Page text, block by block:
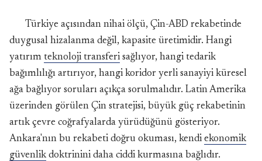
Türkiye açısından nihai ölçü, Çin-ABD rekabetinde
duygusal hizalanma değil, kapasite üretimidir. Hangi
yatırım teknoloji transferi sağlıyor, hangi tedarik
bağımlılığı artırıyor, hangi koridor yerli sanayiyi küresel
ağa bağlıyor soruları açıkça sorulmalıdır. Latin Amerika
üzerinden görülen Çin stratejisi, büyük güç rekabetinin
artık çevre coğrafyalarda yürüdüğünü gösteriyor.
Ankara'nın bu rekabeti doğru okuması, kendi ekonomik
güvenlikdoktrinini daha ciddi kurmasına bağlıdır.